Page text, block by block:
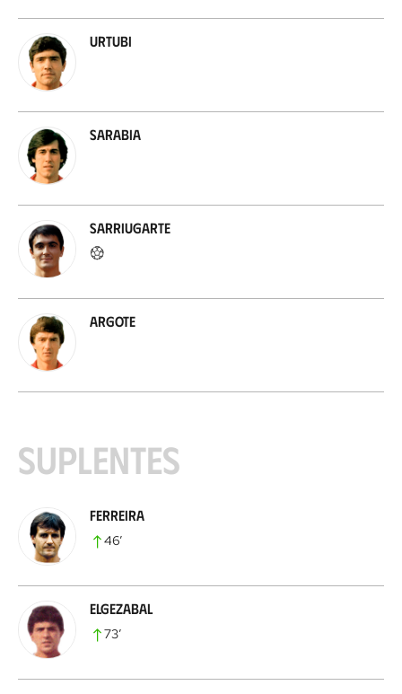
Urtubi
Sarabia
Sarriugarte
Argote
Suplentes
Ferreira
46’
Elgezabal
73’